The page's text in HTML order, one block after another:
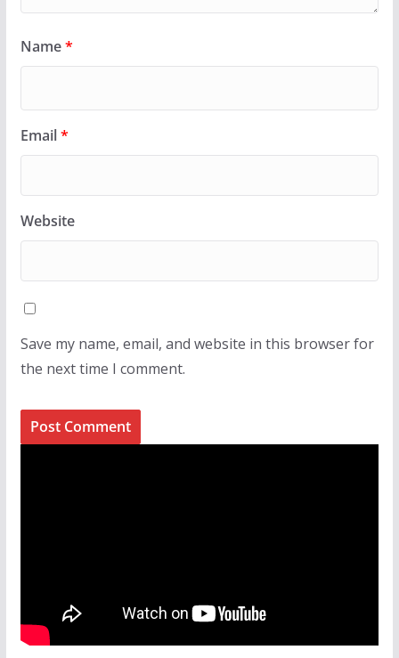
Name*
Email*
Website
Save my name, email, and website in this browser for
the next time I comment.